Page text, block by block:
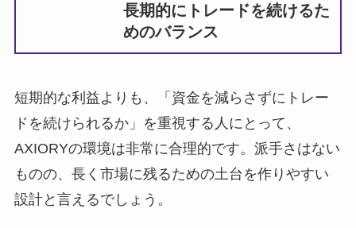
長期的にトレードを続けるた
めのバランス
短期的な利益よりも、「資金を減らさずにトレー
ドを続けられるか」を重視する人にとって、
AXIORYの環境は非常に合理的です。派手さはない
ものの、長く市場に残るための土台を作りやすい
設計と言えるでしょう。